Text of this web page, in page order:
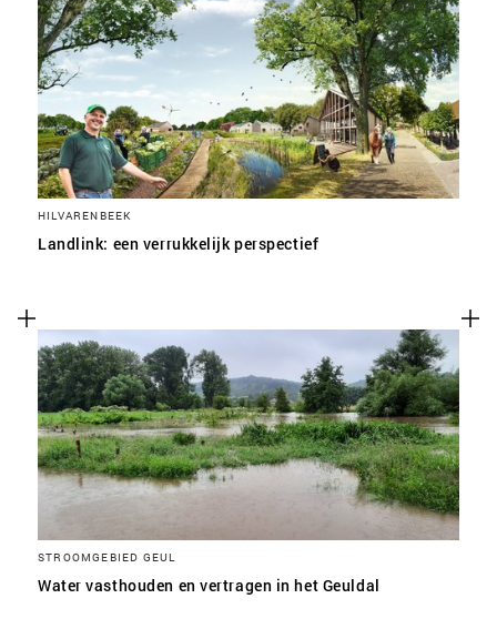
HILVARENBEEK
Landlink: een verrukkelijk perspectief
STROOMGEBIED GEUL
Water vasthouden en vertragen in het Geuldal